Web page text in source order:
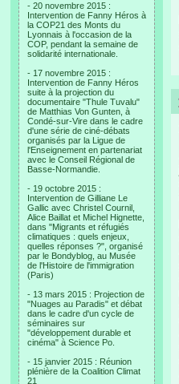
- 20 novembre 2015 :
Intervention de Fanny Héros à
la COP21 des Monts du
Lyonnais à l'occasion de la
COP, pendant la semaine de
solidarité internationale.
- 17 novembre 2015 :
Intervention de Fanny Héros
suite à la projection du
documentaire "Thule Tuvalu"
de Matthias Von Gunten, à
Condé-sur-Vire dans le cadre
d'une série de ciné-débats
organisés par la Ligue de
l'Enseignement en partenariat
avec le Conseil Régional de
Basse-Normandie.
- 19 octobre 2015 :
Intervention de Gilliane Le
Gallic avec Christel Cournil,
Alice Baillat et Michel Hignette,
dans "Migrants et réfugiés
climatiques : quels enjeux,
quelles réponses ?", organisé
par le Bondyblog, au Musée
de l'Histoire de l'immigration
(Paris)
- 13 mars 2015 : Projection de
"Nuages au Paradis" et débat
dans le cadre d'un cycle de
séminaires sur
"développement durable et
cinéma" à Science Po.
- 15 janvier 2015 : Réunion
plénière de la Coalition Climat
21